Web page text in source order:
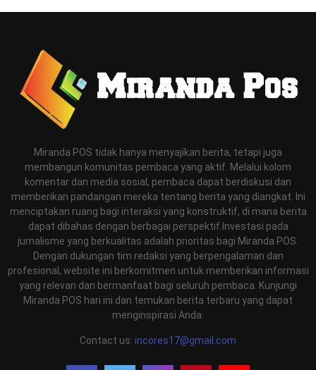
Miranda POS tidak hanya menyajikan berita, tetapi juga
membangun komunitas pembaca yang aktif. Melalui kolom
komentar dan media sosial, pembaca dapat berdiskusi dan
memberikan pandangan mereka tentang berita yang diangkat. Ini
menciptakan ruang bagi interaksi yang konstruktif, di mana berita
dapat dibahas dengan berbagai perspektif.Investasi pada
jurnalisme yang berkualitas adalah prioritas bagi Miranda POS.
Dengan dukungan tim redaksi yang berpengalaman dan
profesional, website ini berkomitmen untuk memberikan informasi
yang relevan dan bermanfaat bagi seluruh pembaca. Kunjungi
Miranda POS hari ini dan temukan berita terbaru yang dapat
menginspirasi Anda.
Contact us: incores17@gmail.com